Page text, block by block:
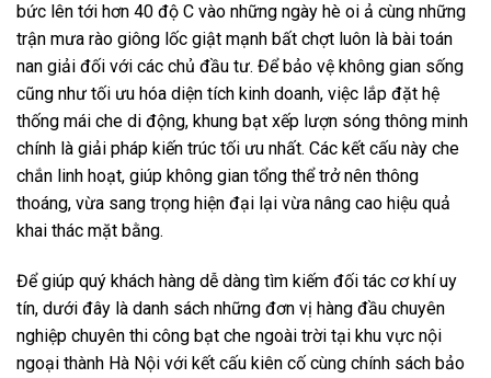
bức lên tới hơn 40 độ C vào những ngày hè oi ả cùng những
trận mưa rào giông lốc giật mạnh bất chợt luôn là bài toán
nan giải đối với các chủ đầu tư. Để bảo vệ không gian sống
cũng như tối ưu hóa diện tích kinh doanh, việc lắp đặt hệ
thống mái che di động, khung bạt xếp lượn sóng thông minh
chính là giải pháp kiến trúc tối ưu nhất. Các kết cấu này che
chắn linh hoạt, giúp không gian tổng thể trở nên thông
thoáng, vừa sang trọng hiện đại lại vừa nâng cao hiệu quả
khai thác mặt bằng.
Để giúp quý khách hàng dễ dàng tìm kiếm đối tác cơ khí uy
tín, dưới đây là danh sách những đơn vị hàng đầu chuyên
nghiệp chuyên thi công bạt che ngoài trời tại khu vực nội
ngoại thành Hà Nội với kết cấu kiên cố cùng chính sách bảo